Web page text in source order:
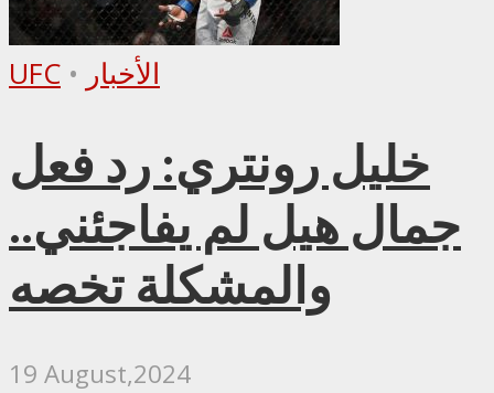
UFC • الأخبار
خليل رونتري: رد فعل
جمال هيل لم يفاجئني..
والمشكلة تخصه
19 August,2024